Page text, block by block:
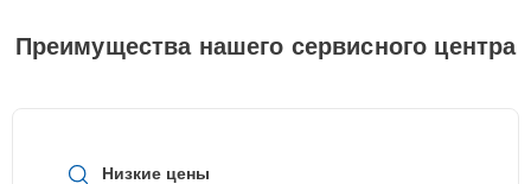
Преимущества нашего сервисного центра
Низкие цены